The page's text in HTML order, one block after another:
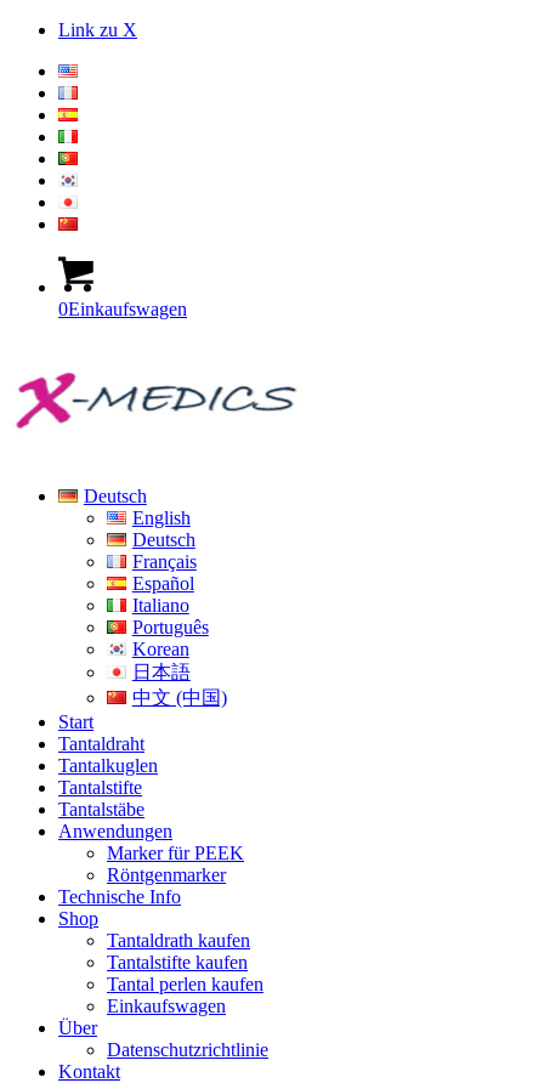
Link zu X
0Einkaufswagen
Deutsch
English
Deutsch
Français
Español
Italiano
Português
Korean
日本語
中文 (中国)
Start
Tantaldraht
Tantalkuglen
Tantalstifte
Tantalstäbe
Anwendungen
Marker für PEEK
Röntgenmarker
Technische Info
Shop
Tantaldrath kaufen
Tantalstifte kaufen
Tantal perlen kaufen
Einkaufswagen
Über
Datenschutzrichtlinie
Kontakt